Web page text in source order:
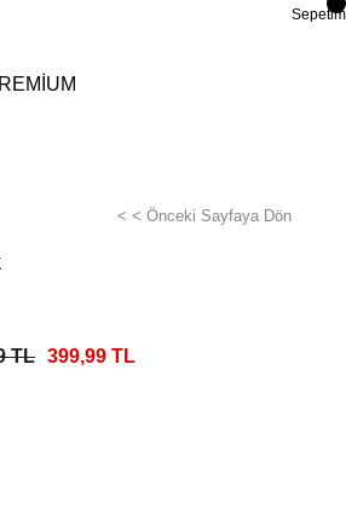
Sepetim
< < Önceki Sayfaya Dön
TL 399,99 TL